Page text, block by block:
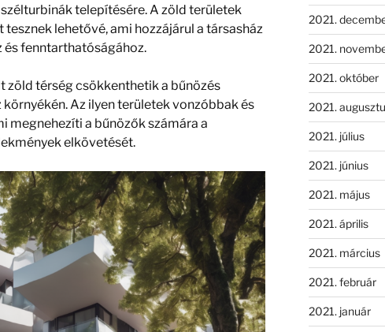
telepítésére. A zöld területek
lehetővé, ami hozzájárul a társasház
fenntarthatóságához.
zöld térségcsökkenthetik a bűnözés
Az ilyen területek vonzóbbak és
megnehezíti a bűnözők számára a
elkövetését.
2021.
2021.
2021. október
2021.
2021. július
2021. június
2021. május
2021. április
2021. március
2021. február
2021. január